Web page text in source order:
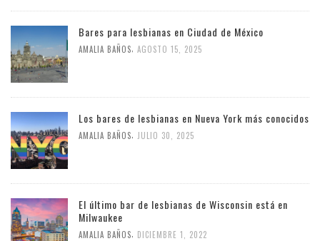
Bares para lesbianas en Ciudad de México
AMALIA BAÑOS AGOSTO 15, 2025
Los bares de lesbianas en Nueva York más conocidos
AMALIA BAÑOS JULIO 30, 2025
El último bar de lesbianas de Wisconsin está en
Milwaukee
AMALIA BAÑOS DICIEMBRE 1, 2022